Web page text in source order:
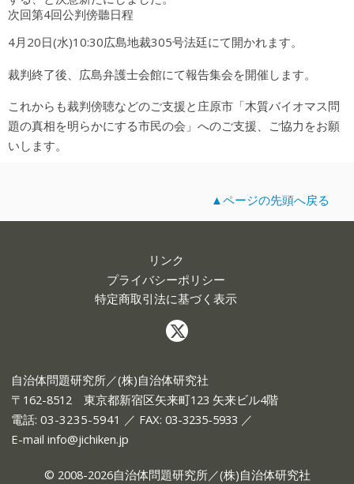
次回第4回公判傍聽日程
4月20日(水)10:30広島地裁305号法廷にて開かれます。
裁判終了後、広島弁護士会館にて報告集会を開催します。
これからも裁判傍聴などのご支援と庄原市「木質バイオマス問
題の真相を明らかにする市民の会」へのご支援、ご協力をお願
いします。
▲ページの先頭へ戻る
リンク
プライバシーポリシー
特定商取引法に基づく表示
自治体問題研究所／(株)自治体研究社
〒162-8512 東京都新宿区矢来町123 矢来ビル4階
電話: 03-3235-5941 ／ FAX: 03-3235-5933 ／
E-mail info@jichiken.jp
© 2008-2026自治体問題研究所／(株)自治体研究社